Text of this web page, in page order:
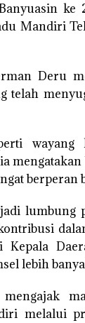
ke
Mandiri
Deru
telah
wayang
berperan
lumbung
Kepala
lebih
melalui